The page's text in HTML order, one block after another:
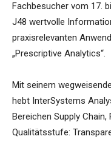
Fachbesucher vom 17.
J48 wertvolle
praxisrelevanten
„Prescriptive Analytics“.
Mit seinem
hebt InterSystems
Bereichen Supply
Qualitätsstufe: